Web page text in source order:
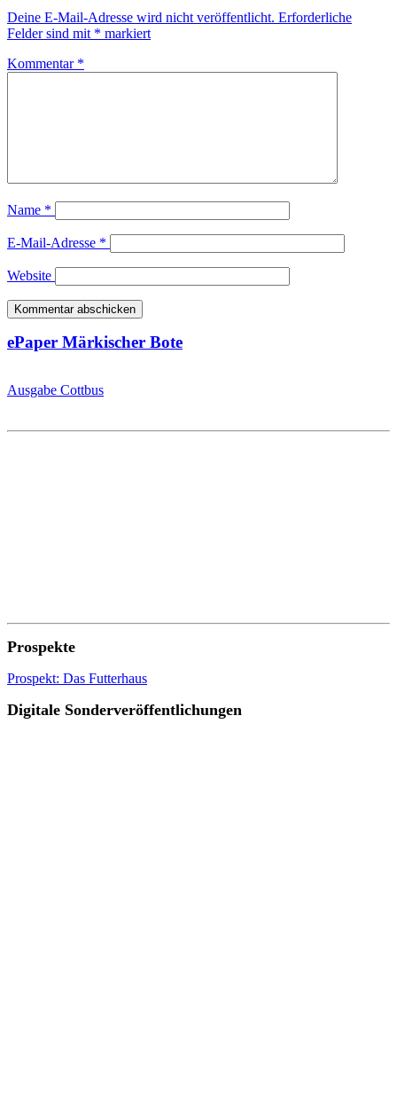
Deine E-Mail-Adresse wird nicht veröffentlicht. Erforderliche
Felder sind mit * markiert
Kommentar *
Name *
E-Mail-Adresse *
Website
ePaper Märkischer Bote
Ausgabe Cottbus
Prospekte
Prospekt: Das Futterhaus
Digitale Sonderveröffentlichungen